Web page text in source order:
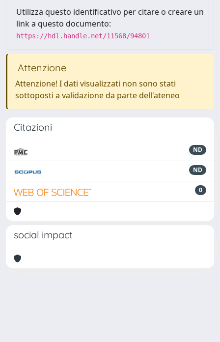
Utilizza questo identificativo per citare o creare un
link a questo documento:
https://hdl.handle.net/11568/94801
Attenzione
Attenzione! I dati visualizzati non sono stati
sottoposti a validazione da parte dell'ateneo
Citazioni
ND
ND
0
social impact